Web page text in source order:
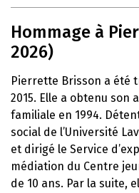
Hommage à
2026)
Pierrette Brisson a été
2015. Elle a obtenu
familiale en 1994.
social de l’Université
et dirigé le Service
médiation du Centre
de 10 ans. Par la suite,